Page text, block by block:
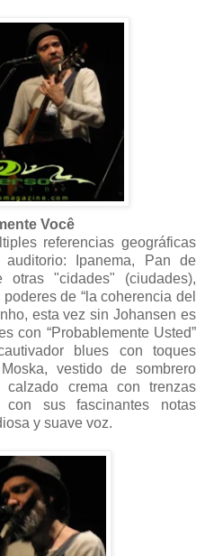
Você
referencias geográficas
Ipanema, Pan de
"cidades" (ciudades),
de “la coherencia del
esta vez sin Johansen es
con “Probablemente Usted”
blues con toques
vestido de sombrero
crema con trenzas
sus fascinantes notas
y suave voz.